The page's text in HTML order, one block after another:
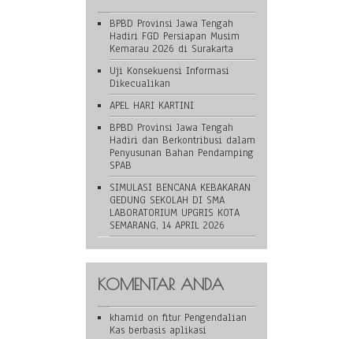
BPBD Provinsi Jawa Tengah
Hadiri FGD Persiapan Musim
Kemarau 2026 di Surakarta
Uji Konsekuensi Informasi
Dikecualikan
APEL HARI KARTINI
BPBD Provinsi Jawa Tengah
Hadiri dan Berkontribusi dalam
Penyusunan Bahan Pendamping
SPAB
SIMULASI BENCANA KEBAKARAN
GEDUNG SEKOLAH DI SMA
LABORATORIUM UPGRIS KOTA
SEMARANG, 14 APRIL 2026
KOMENTAR ANDA
khamid on fitur Pengendalian
Kas berbasis aplikasi